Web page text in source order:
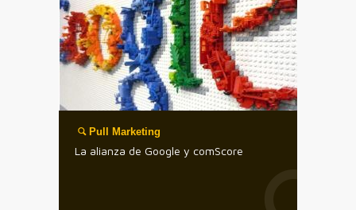
Pull Marketing
La alianza de Google y comScore